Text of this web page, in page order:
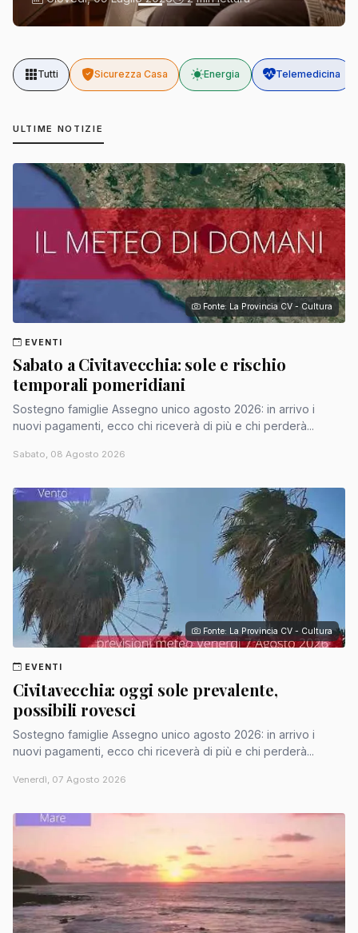
Tutti Sicurezza Casa Energia Telemedicina
ULTIME NOTIZIE
Fonte: La Provincia CV - Cultura
EVENTI
Sabato a Civitavecchia: sole e rischio
temporali pomeridiani
Sostegno famiglie Assegno unico agosto 2026: in arrivo i
nuovi pagamenti, ecco chi riceverà di più e chi perderà...
Sabato, 08 Agosto 2026
Fonte: La Provincia CV - Cultura
EVENTI
Civitavecchia: oggi sole prevalente,
possibili rovesci
Sostegno famiglie Assegno unico agosto 2026: in arrivo i
nuovi pagamenti, ecco chi riceverà di più e chi perderà...
Venerdì, 07 Agosto 2026